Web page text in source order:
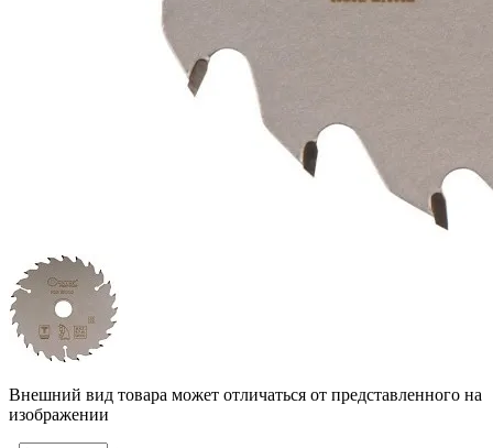
Внешний вид товара может отличаться от представленного на
изображении